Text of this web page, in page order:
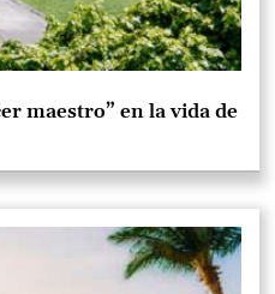
maestro” en la vida de